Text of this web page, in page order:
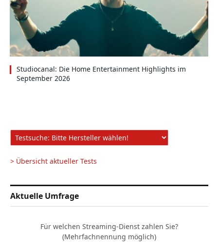
Studiocanal: Die Home Entertainment Highlights im
September 2026
> Übersicht aktueller Tests
Aktuelle Umfrage
Für welchen Streaming-Dienst zahlen Sie?
(Mehrfachnennung möglich)